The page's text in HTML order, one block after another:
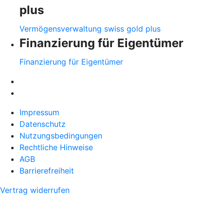
plus
Vermögensverwaltung swiss gold plus
Finanzierung für Eigentümer
Finanzierung für Eigentümer
Impressum
Datenschutz
Nutzungsbedingungen
Rechtliche Hinweise
AGB
Barrierefreiheit
Vertrag widerrufen